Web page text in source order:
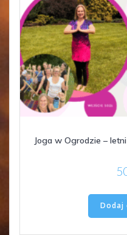
Joga w Ogrodzie –
Dodaj